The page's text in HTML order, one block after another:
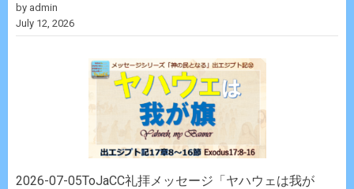
by admin
July 12, 2026
2026-07-05ToJaCC礼拝メッセージ「ヤハウェは我が